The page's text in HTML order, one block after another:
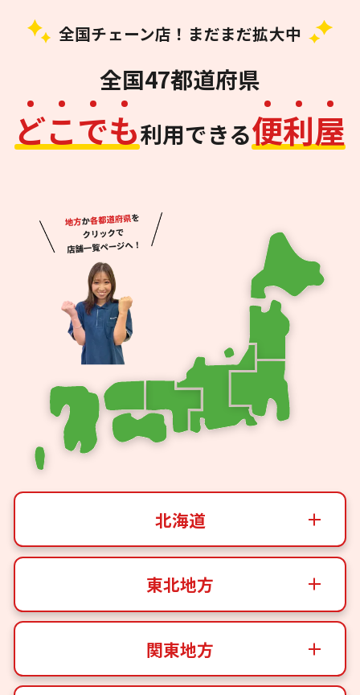
全国チェーン店！まだまだ拡大中
全国47都道府県
どこでも利用できる便利屋
北海道
東北地方
関東地方